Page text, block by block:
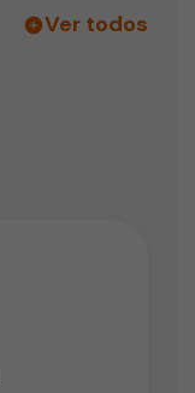
Ver todos